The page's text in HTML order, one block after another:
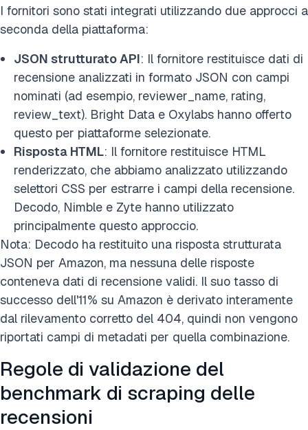
I fornitori sono stati integrati utilizzando due approcci a
seconda della piattaforma:
JSON strutturato API: Il fornitore restituisce dati di
recensione analizzati in formato JSON con campi
nominati (ad esempio, reviewer_name, rating,
review_text). Bright Data e Oxylabs hanno offerto
questo per piattaforme selezionate.
Risposta HTML: Il fornitore restituisce HTML
renderizzato, che abbiamo analizzato utilizzando
selettori CSS per estrarre i campi della recensione.
Decodo, Nimble e Zyte hanno utilizzato
principalmente questo approccio.
Nota: Decodo ha restituito una risposta strutturata
JSON per Amazon, ma nessuna delle risposte
conteneva dati di recensione validi. Il suo tasso di
successo dell'11% su Amazon è derivato interamente
dal rilevamento corretto del 404, quindi non vengono
riportati campi di metadati per quella combinazione.
Regole di validazione del
benchmark di scraping delle
recensioni